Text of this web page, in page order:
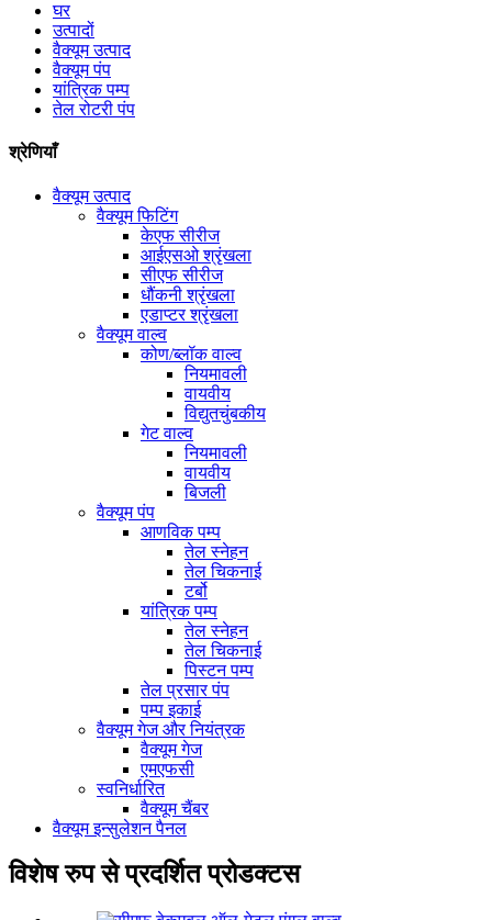
घर
उत्पादों
वैक्यूम उत्पाद
वैक्यूम पंप
यांत्रिक पम्प
तेल रोटरी पंप
श्रेणियाँ
वैक्यूम उत्पाद
वैक्यूम फिटिंग
केएफ सीरीज
आईएसओ श्रृंखला
सीएफ सीरीज
धौंकनी श्रृंखला
एडाप्टर श्रृंखला
वैक्यूम वाल्व
कोण/ब्लॉक वाल्व
नियमावली
वायवीय
विद्युतचुंबकीय
गेट वाल्व
नियमावली
वायवीय
बिजली
वैक्यूम पंप
आणविक पम्प
तेल स्नेहन
तेल चिकनाई
टर्बो
यांत्रिक पम्प
तेल स्नेहन
तेल चिकनाई
पिस्टन पम्प
तेल प्रसार पंप
पम्प इकाई
वैक्यूम गेज और नियंत्रक
वैक्यूम गेज
एमएफसी
स्वनिर्धारित
वैक्यूम चैंबर
वैक्यूम इन्सुलेशन पैनल
विशेष रुप से प्रदर्शित प्रोडक्टस